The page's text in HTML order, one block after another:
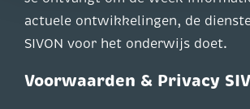
actuele ontwikkelingen, de
SIVON voor het onderwijs doet.
Voorwaarden & Privacy